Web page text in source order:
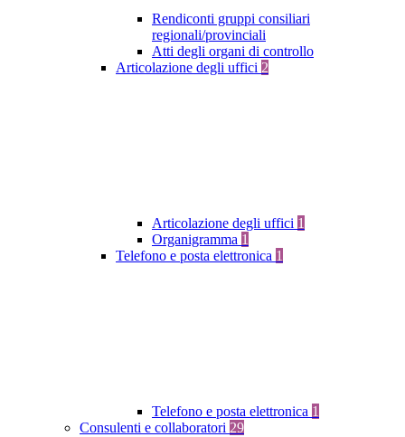
Rendiconti gruppi consiliari
regionali/provinciali
Atti degli organi di controllo
Articolazione degli uffici 2
Articolazione degli uffici 1
Organigramma 1
Telefono e posta elettronica 1
Telefono e posta elettronica 1
Consulenti e collaboratori 29